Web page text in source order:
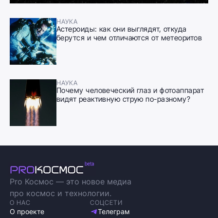
НАУКА
Астероиды: как они выглядят, откуда
берутся и чем отличаются от метеоритов
НАУКА
Почему человеческий глаз и фотоаппарат
видят реактивную струю по-разному?
Pro Космос — это новое медиа
про космос и технологии.
О НАС
О проекте
СОЦСЕТИ
Телеграм